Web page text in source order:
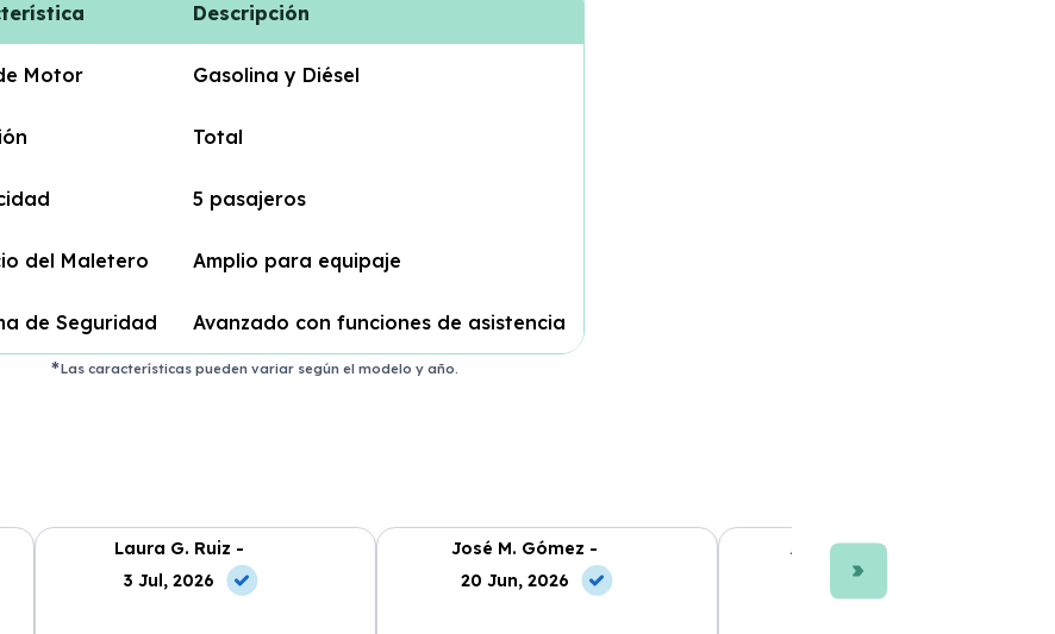
Descripción
Motor Gasolina y Diésel
Total
5 pasajeros
del Maletero Amplio para equipaje
de Seguridad Avanzado con funciones de asistencia
Las características pueden variar según el modelo y año.
Laura G. Ruiz -
3 Jul, 2026
José M. Gómez -
20 Jun, 2026
Ana L. Fernández -
10 May, 2026